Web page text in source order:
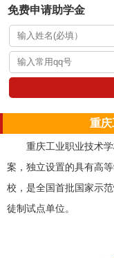
免费申请助学金
重
重庆工业职业技术学
案，独立设置的具有高
校，是全国首批国家示
徒制试点单位。